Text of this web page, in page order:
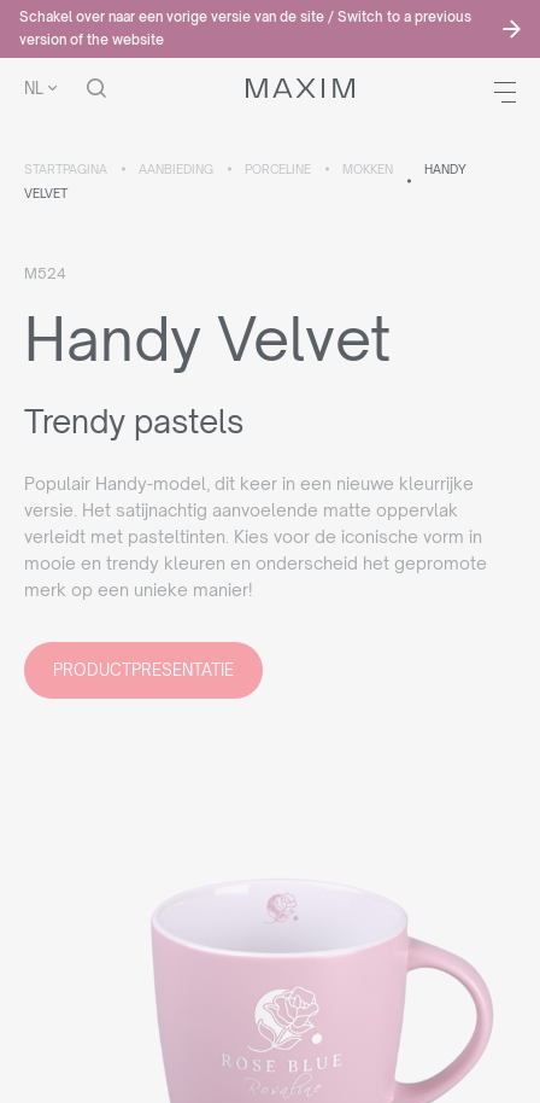
Schakel over naar een vorige versie van de site / Switch to a previous
version of the website
NL
STARTPAGINA AANBIEDING PORCELINE MOKKEN
HANDY
VELVET
M524
Handy Velvet
Trendy pastels
Populair Handy-model, dit keer in een nieuwe kleurrijke
versie. Het satijnachtig aanvoelende matte oppervlak
verleidt met pasteltinten. Kies voor de iconische vorm in
mooie en trendy kleuren en onderscheid het gepromote
merk op een unieke manier!
PRODUCTPRESENTATIE